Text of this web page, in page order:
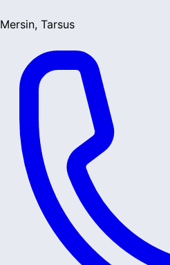
Mersin, Tarsus